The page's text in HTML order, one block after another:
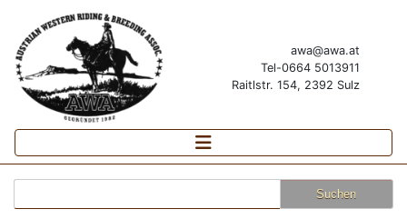
awa@awa.at
Tel-0664 5013911
Raitlstr. 154, 2392 Sulz
nach: